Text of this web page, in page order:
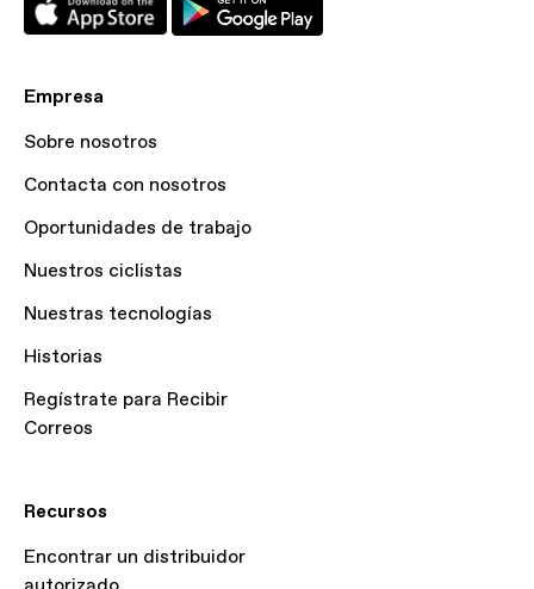
Empresa
Sobre nosotros
Contacta con nosotros
Oportunidades de trabajo
Nuestros ciclistas
Nuestras tecnologías
Historias
Regístrate para Recibir
Correos
Recursos
Encontrar un distribuidor